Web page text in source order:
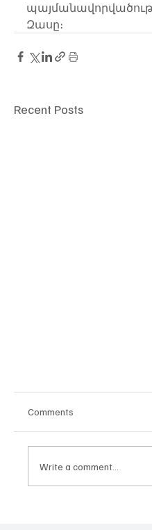
Զասը։
Recent Posts
Comments
Write a comment...